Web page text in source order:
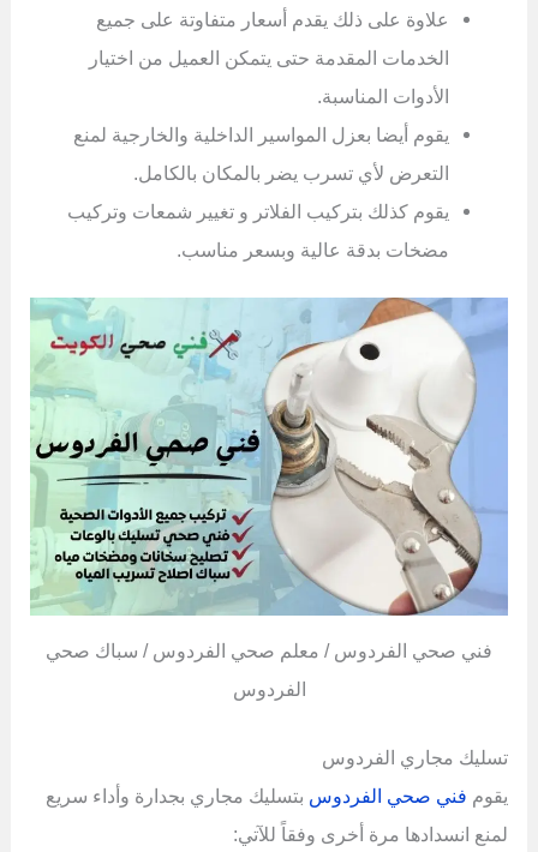
علاوة على ذلك يقدم أسعار متفاوتة على جميع
الخدمات المقدمة حتى يتمكن العميل من اختيار
الأدوات المناسبة.
يقوم أيضا بعزل المواسير الداخلية والخارجية لمنع
التعرض لأي تسرب يضر بالمكان بالكامل.
يقوم كذلك بتركيب الفلاتر و تغيير شمعات وتركيب
مضخات بدقة عالية وبسعر مناسب.
فني صحي الفردوس / معلم صحي الفردوس / سباك صحي
الفردوس
تسليك مجاري الفردوس
يقوم فني صحي الفردوس بتسليك مجاري بجدارة وأداء سريع
لمنع انسدادها مرة أخرى وفقاً للآتي: